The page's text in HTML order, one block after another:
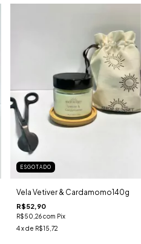
ESGOTADO
Vela Vetiver & Cardamomo140g
R$52,90
R$50,26com Pix
4 x de R$15,72